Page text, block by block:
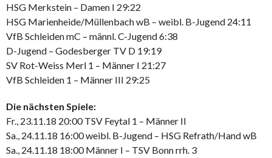
HSG Merkstein – Damen I 29:22
HSG Marienheide/Müllenbach wB – weibl. B-Jugend 24:11
VfB Schleiden mC – männl. C-Jugend 6:38
D-Jugend – Godesberger TV D 19:19
SV Rot-Weiss Merl 1 – Männer I 21:27
VfB Schleiden 1 – Männer III 29:25
Die nächsten Spiele:
Fr., 23.11.18 20:00 TSV Feytal 1 – Männer II
Sa., 24.11.18 16:00 weibl. B-Jugend – HSG Refrath/Hand wB
Sa., 24.11.18 18:00 Männer I – TSV Bonn rrh. 3